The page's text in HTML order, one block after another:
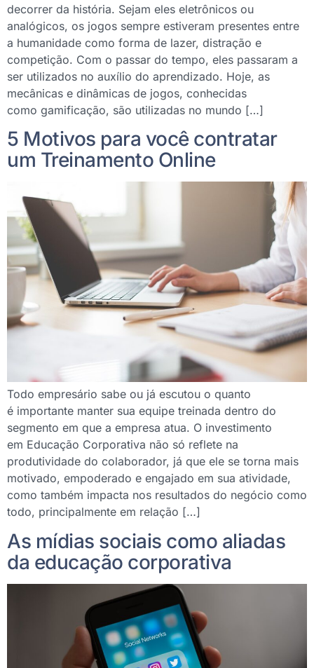
decorrer da história. Sejam eles eletrônicos ou
analógicos, os jogos sempre estiveram presentes entre
a humanidade como forma de lazer, distração e
competição. Com o passar do tempo, eles passaram a
ser utilizados no auxílio do aprendizado. Hoje, as
mecânicas e dinâmicas de jogos, conhecidas
como gamificação, são utilizadas no mundo […]
5 Motivos para você contratar
um Treinamento Online
Todo empresário sabe ou já escutou o quanto
é importante manter sua equipe treinada dentro do
segmento em que a empresa atua. O investimento
em Educação Corporativa não só reflete na
produtividade do colaborador, já que ele se torna mais
motivado, empoderado e engajado em sua atividade,
como também impacta nos resultados do negócio como
todo, principalmente em relação […]
As mídias sociais como aliadas
da educação corporativa